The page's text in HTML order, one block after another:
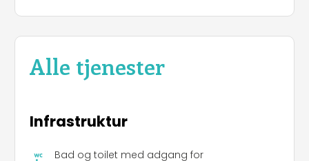
Alle tjenester
Infrastruktur
Bad og toilet med adgang for